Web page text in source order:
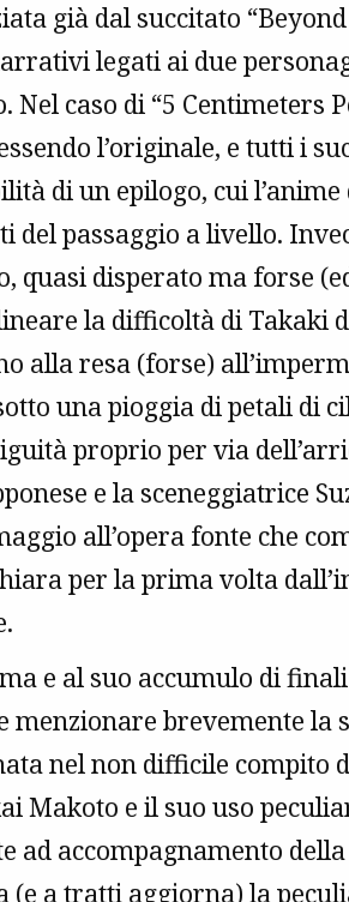
già dal succitato
legati ai due
caso di “5 Centimeters
l’originale, e tutti i
di un epilogo, cui
del passaggio a livello.
quasi disperato ma forse
la difficoltà di Takaki
alla resa (forse)
una pioggia di petali di
proprio per via
e la sceneggiatrice
all’opera fonte che
per la prima volta
e al suo accumulo di
menzionare brevemente la
nel non difficile compito
Makoto e il suo uso
accompagnamento della
(e a tratti aggiorna) la